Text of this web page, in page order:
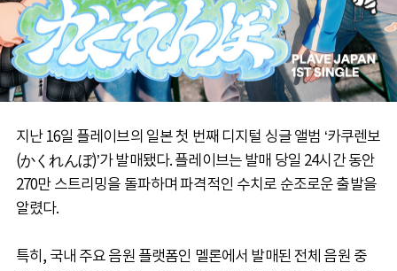
지난 16일 플레이브의 일본 첫 번째 디지털 싱글 앨범 ‘카쿠렌보
(かくれんぼ)’가 발매됐다. 플레이브는 발매 당일 24시간 동안
270만 스트리밍을 돌파하며 파격적인 수치로 순조로운 출발을
알렸다.
특히, 국내 주요 음원 플랫폼인 멜론에서 발매된 전체 음원 중